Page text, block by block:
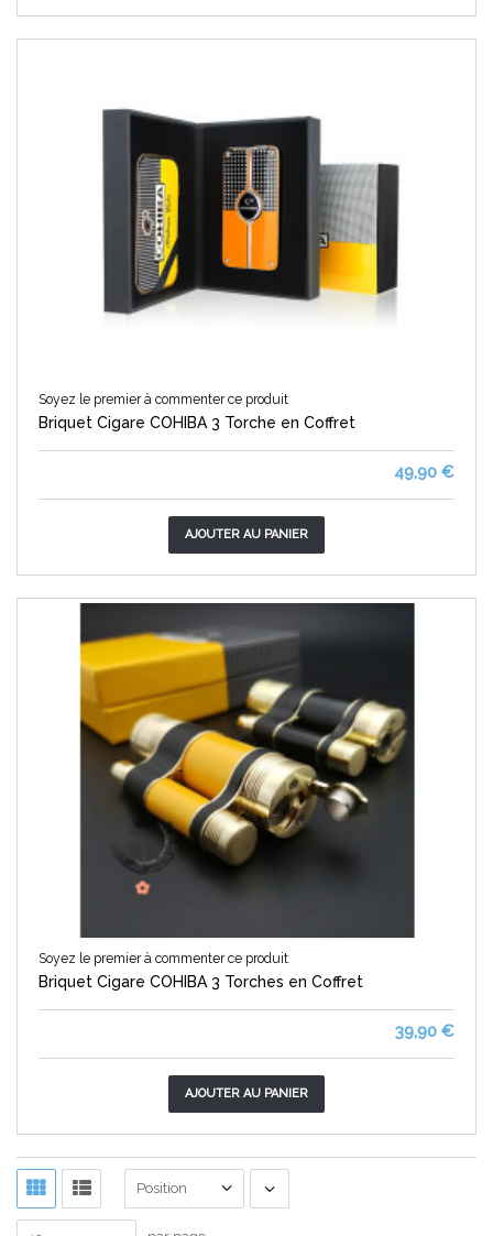
Soyez le premier à commenter ce produit
Briquet Cigare COHIBA 3 Torche en Coffret
49,90 €
AJOUTER AU PANIER
Soyez le premier à commenter ce produit
Briquet Cigare COHIBA 3 Torches en Coffret
39,90 €
AJOUTER AU PANIER
Position